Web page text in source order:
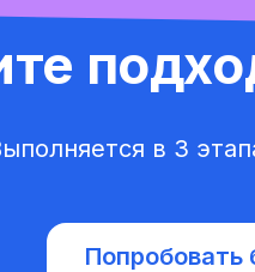
в 3
Попробовать